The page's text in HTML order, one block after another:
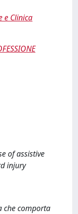
e Clinica
of assistive
injury
che comporta